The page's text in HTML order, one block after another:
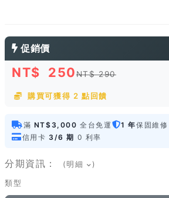
促銷價
NT$ 250NT$ 290
購買可獲得 2 點回饋
滿 NT$3,000 全台免運 1 年保固維修
信用卡 3/6 期 0 利率
分期資訊： (明細 )
類型